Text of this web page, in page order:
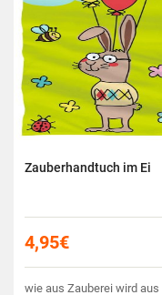
Zauberhandtuch im Ei
4,95€
wie aus Zauberei wird aus